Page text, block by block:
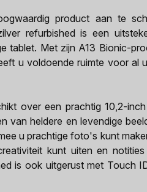
product aan te
refurbished is een
tablet. Met zijn A13 Bionic-
u voldoende ruimte voor al
over een prachtig 10,2-
van heldere en levendige
u prachtige foto's kunt
kunt uiten en
is ook uitgerust met Touch